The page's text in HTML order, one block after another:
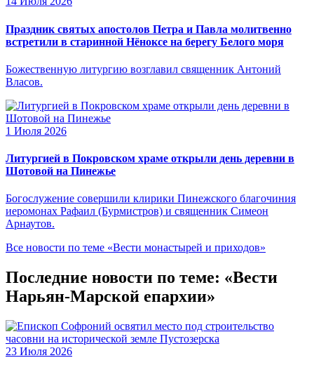
Праздник святых апостолов Петра и Павла молитвенно
встретили в старинной Нёноксе на берегу Белого моря
Божественную литургию возглавил священник Антоний
Власов.
1 Июля 2026
Литургией в Покровском храме открыли день деревни в
Шотовой на Пинежье
Богослужение совершили клирики Пинежского благочиния
иеромонах Рафаил (Бурмистров) и священник Симеон
Арнаутов.
Все новости по теме «Вести монастырей и приходов»
Последние новости по теме: «Вести
Нарьян-Марской епархии»
23 Июля 2026